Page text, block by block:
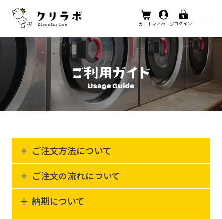
カートマイページログイン
ご注文方法について
ご注文の流れについて
納期について